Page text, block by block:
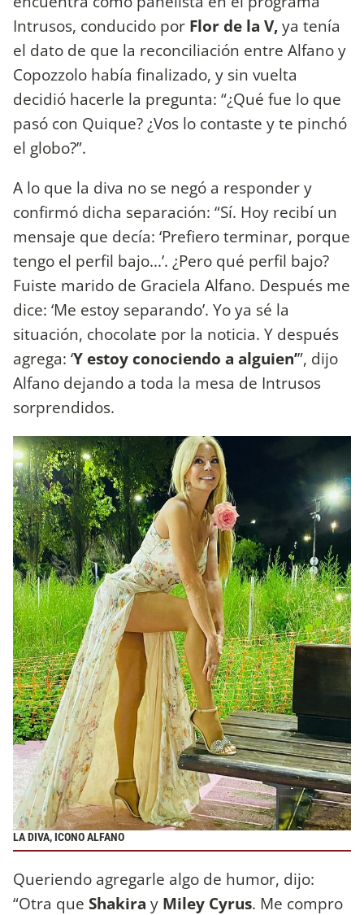
Intrusos, conducido por Flor de la V,ya tenía
el dato de que la reconciliación entre Alfano y
Copozzolo había finalizado, y sin vuelta
decidió hacerle la pregunta: “¿Qué fue lo que
pasó con Quique? ¿Vos lo contaste y te pinchó
el globo?”.
A lo que la diva no se negó a responder y
confirmó dicha separación: “Sí. Hoy recibí un
mensaje que decía: ‘Prefiero terminar, porque
tengo el perfil bajo...’. ¿Pero qué perfil bajo?
Fuiste marido de Graciela Alfano. Después me
dice: ‘Me estoy separando’. Yo ya sé la
situación, chocolate por la noticia. Y después
agrega: ‘Y estoy conociendo a alguien’”, dijo
Alfano dejando a toda la mesa de Intrusos
sorprendidos.
LA DIVA, ICONO ALFANO
Queriendo agregarle algo de humor, dijo:
“Otra que Shakira y Miley Cyrus. Me compro